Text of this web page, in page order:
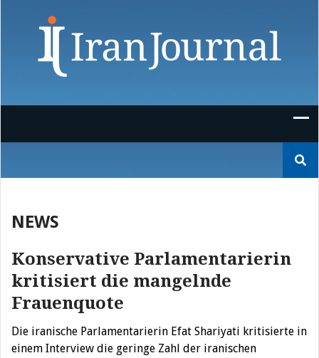
nach:
NEWS
Konservative Parlamentarierin
kritisiert die mangelnde
Frauenquote
Die iranische Parlamentarierin Efat Shariyati kritisierte in
einem Interview die geringe Zahl der iranischen